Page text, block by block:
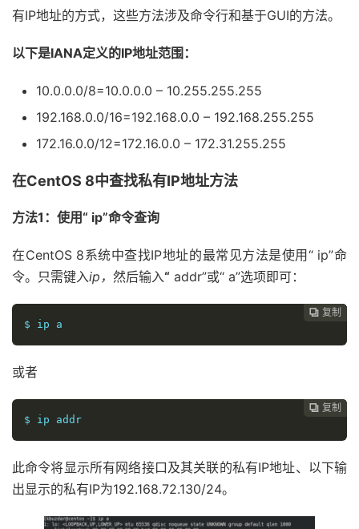
有IP地址的方式，这些方法涉及命令行和基于GUI的方法。
以下是IANA定义的IP地址范围：
10.0.0.0/8=10.0.0.0 – 10.255.255.255
192.168.0.0/16=192.168.0.0 – 192.168.255.255
172.16.0.0/12=172.16.0.0 – 172.31.255.255
在CentOS 8中查找私有IP地址方法
方法1：使用“ ip”命令查询
在CentOS 8系统中查找IP地址的最常见方法是使用“ ip”命
令。只需键入ip， 然后输入“ addr”或“ a”选项即可：
 复制
 复制
 复制
 复制
 复制
 复制
 复制
 复制
 复制
$ ip a
或者
 复制
 复制
 复制
 复制
 复制
 复制
 复制
 复制
$ ip addr
此命令将显示所有网络接口及其关联的私有IP地址、以下输
出显示的私有IP为192.168.72.130/24。